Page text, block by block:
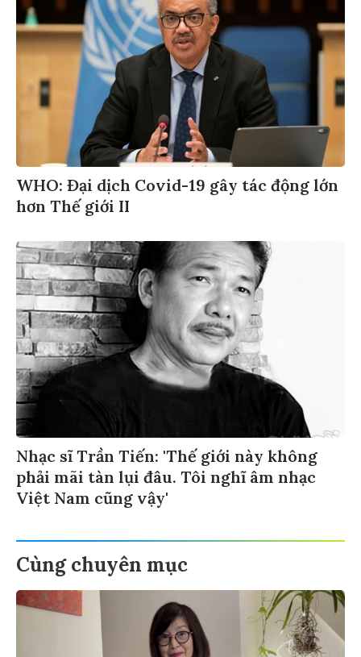
WHO: Đại dịch Covid-19 gây tác động lớn
hơn Thế giới II
Nhạc sĩ Trần Tiến: 'Thế giới này không
phải mãi tàn lụi đâu. Tôi nghĩ âm nhạc
Việt Nam cũng vậy'
Cùng chuyên mục